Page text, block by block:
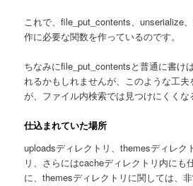
これで、file_put_contents、unserialize
作に必要な関数を作っているのです。
ちなみにfile_put_contentsと普通に書け
れるかもしれませんが、このような工
が、ファイル内検索では見つけにくくな
仕込まれていた場所
uploadsディレクトリ、themesディレク
リ、さらにはcacheディレクトリ内にも
に、themesディレクトリに関しては、